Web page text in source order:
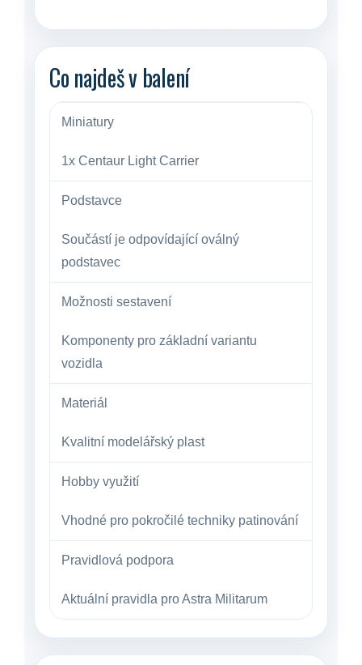
Co najdeš v balení
Miniatury
1x Centaur Light Carrier
Podstavce
Součástí je odpovídající oválný
podstavec
Možnosti sestavení
Komponenty pro základní variantu
vozidla
Materiál
Kvalitní modelářský plast
Hobby využití
Vhodné pro pokročilé techniky patinování
Pravidlová podpora
Aktuální pravidla pro Astra Militarum